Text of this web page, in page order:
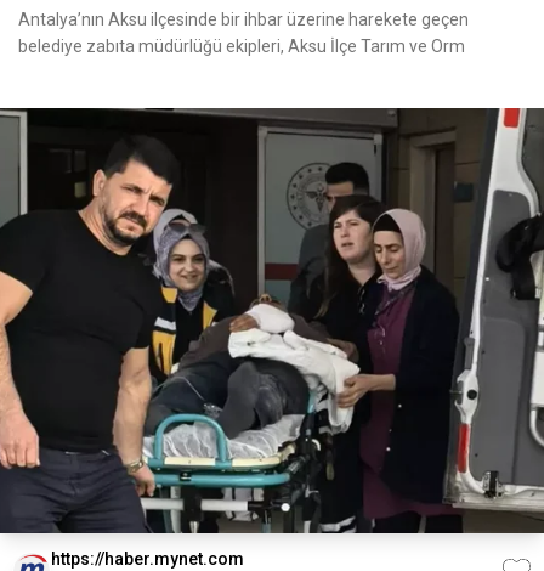
Antalya’nın Aksu ilçesinde bir ihbar üzerine harekete geçen
belediye zabıta müdürlüğü ekipleri, Aksu İlçe Tarım ve Orm
https://haber.mynet.com